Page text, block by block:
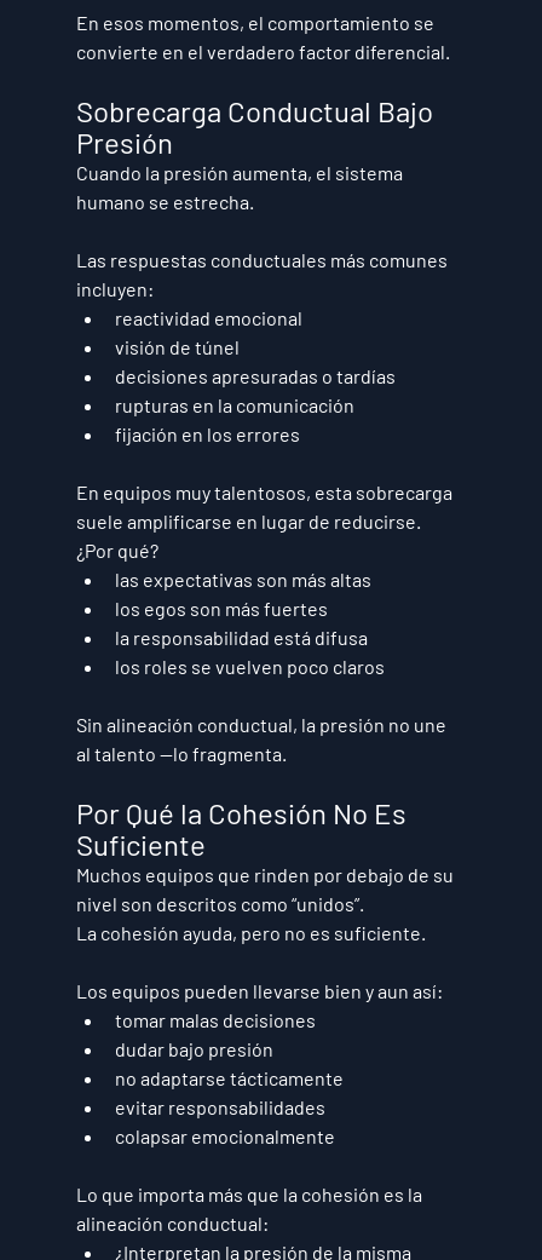
En esos momentos, el comportamiento se
convierte en el verdadero factor diferencial.
Sobrecarga Conductual Bajo
Presión
Cuando la presión aumenta, el sistema
humano se estrecha.
Las respuestas conductuales más comunes
incluyen:
reactividad emocional
visión de túnel
decisiones apresuradas o tardías
rupturas en la comunicación
fijación en los errores
En equipos muy talentosos, esta sobrecarga
suele amplificarse en lugar de reducirse.
¿Por qué?
las expectativas son más altas
los egos son más fuertes
la responsabilidad está difusa
los roles se vuelven poco claros
Sin alineación conductual, la presión no une
al talento —lo fragmenta.
Por Qué la Cohesión No Es
Suficiente
Muchos equipos que rinden por debajo de su
nivel son descritos como “unidos”.
La cohesión ayuda, pero no es suficiente.
Los equipos pueden llevarse bien y aun así:
tomar malas decisiones
dudar bajo presión
no adaptarse tácticamente
evitar responsabilidades
colapsar emocionalmente
Lo que importa más que la cohesión es la
alineación conductual:
¿Interpretan la presión de la misma